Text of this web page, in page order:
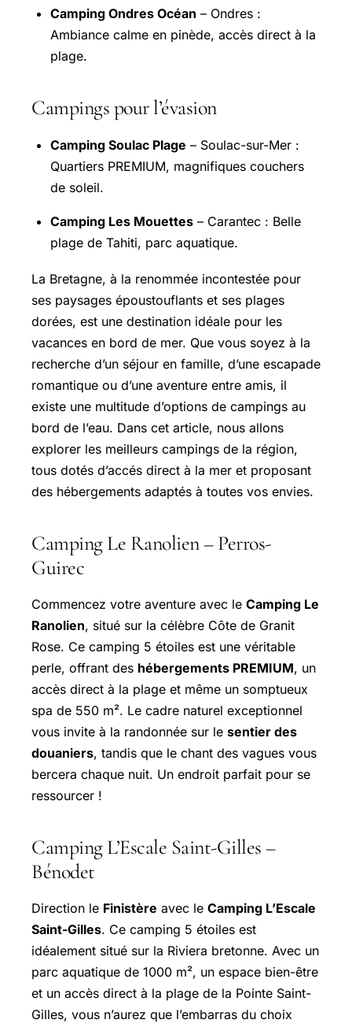
Camping Ondres Océan – Ondres :
Ambiance calme en pinède, accès direct à la
plage.
Campings pour l’évasion
Camping Soulac Plage – Soulac-sur-Mer :
Quartiers PREMIUM, magnifiques couchers
de soleil.
Camping Les Mouettes – Carantec : Belle
plage de Tahiti, parc aquatique.
La Bretagne, à la renommée incontestée pour
ses paysages époustouflants et ses plages
dorées, est une destination idéale pour les
vacances en bord de mer. Que vous soyez à la
recherche d’un séjour en famille, d’une escapade
romantique ou d’une aventure entre amis, il
existe une multitude d’options de campings au
bord de l’eau. Dans cet article, nous allons
explorer les meilleurs campings de la région,
tous dotés d’accés direct à la mer et proposant
des hébergements adaptés à toutes vos envies.
Camping Le Ranolien – Perros-
Guirec
Commencez votre aventure avec le Camping Le
Ranolien, situé sur la célèbre Côte de Granit
Rose. Ce camping 5 étoiles est une véritable
perle, offrant des hébergements PREMIUM, un
accès direct à la plage et même un somptueux
spa de 550 m². Le cadre naturel exceptionnel
vous invite à la randonnée sur le sentier des
douaniers, tandis que le chant des vagues vous
bercera chaque nuit. Un endroit parfait pour se
ressourcer !
Camping L’Escale Saint-Gilles –
Bénodet
Direction le Finistère avec le Camping L’Escale
Saint-Gilles. Ce camping 5 étoiles est
idéalement situé sur la Riviera bretonne. Avec un
parc aquatique de 1000 m², un espace bien-être
et un accès direct à la plage de la Pointe Saint-
Gilles, vous n’aurez que l’embarras du choix